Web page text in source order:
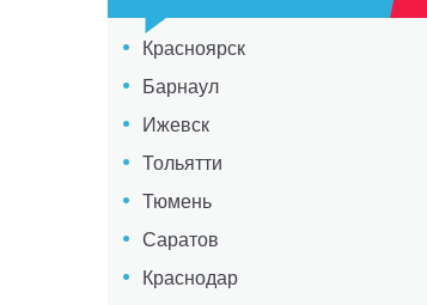
Красноярск
Барнаул
Ижевск
Тольятти
Тюмень
Саратов
Краснодар